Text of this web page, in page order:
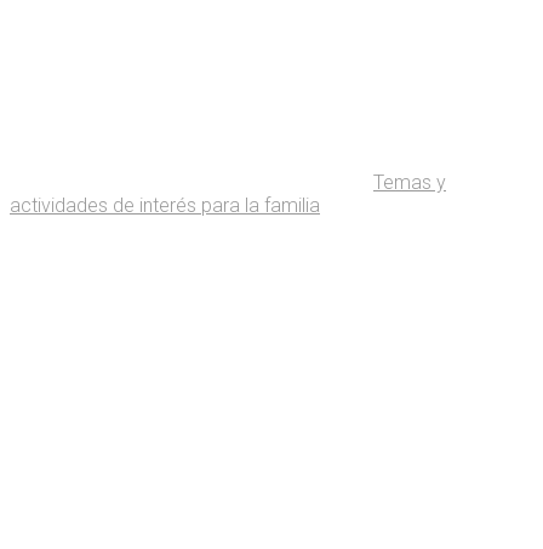
Temas y
actividades de interés para la familia